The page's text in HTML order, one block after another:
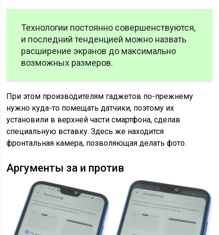
Технологии постоянно совершенствуются,
и последний тенденцией можно назвать
расширение экранов до максимально
возможных размеров.
При этом производителям гаджетов по-прежнему
нужно куда-то помещать датчики, поэтому их
установили в верхней части смартфона, сделав
специальную вставку. Здесь же находится
фронтальная камера, позволяющая делать фото.
Аргументы за и против